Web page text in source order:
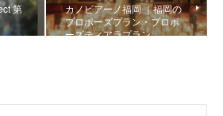
第
カノビアーノ福岡 ｜福岡の
プロポーズプラン・プロポ
ーズティアラプラン